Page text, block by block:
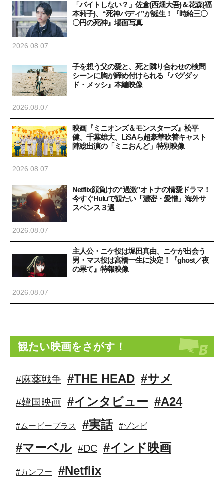
「バイトしない？」佐倉(西畑大吾)＆花森(福
本莉子)、“死神バディ”が誕生！『時給三〇
〇円の死神』場面写真
2026.08.07
子を想う父の愛と、死と隣り合わせの検問
シーンに胸が締め付けられる『バグダッ
ド・メッシ』本編映像
2026.08.07
映画『ミニオンズ＆モンスターズ』松平
健、千葉雄大、LiSAら超豪華吹替キャスト
陣総出演の「ミニおんど」特別映像
2026.08.07
Netflix顔負けの“過激”オトナの情愛ドラマ！
今すぐHuluで観たい「濃密・愛憎」海外サ
スペンス３選
2026.08.07
主人公・ニケ役は堀田真由、ニケが出会う
男・マス役は高橋一生に決定！『ghost／夜
の果て』特報映像
2026.08.07
観たい映画をさがす！
#麻薬戦争 #THE HEAD #サメ
#韓国映画 #インタビュー #A24
#ムービープラス #実話 #ゾンビ
#マーベル #DC #インド映画
#カンフー #Netflix